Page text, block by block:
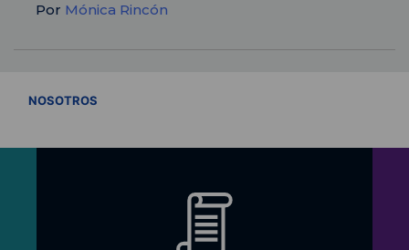
Por Mónica Rincón
NOSOTROS